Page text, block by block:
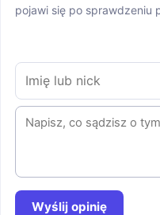
pojawi się po sprawdzeniu
Wyślij opinię